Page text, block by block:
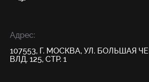
Адрес:
107553, Г. МОСКВА, УЛ. БОЛЬШАЯ
ВЛД. 125, СТР. 1